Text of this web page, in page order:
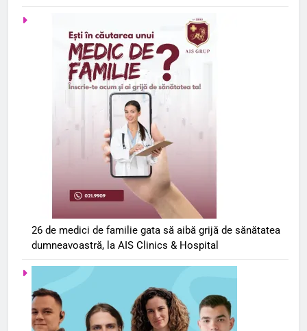
26 de medici de familie gata să aibă grijă de sănătatea
dumneavoastră, la AIS Clinics & Hospital